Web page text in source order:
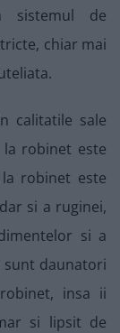
sistemul de
chiar mai
calitatile sale
robinet este
robinet este
si a ruginei,
si a
sunt daunatori
insa ii
si lipsit de